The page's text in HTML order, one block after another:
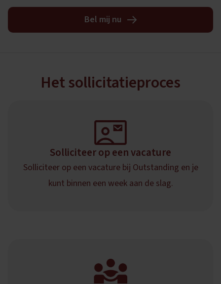
Bel mij nu
Het sollicitatieproces
Solliciteer op een vacature
Solliciteer op een vacature bij Outstanding en je
kunt binnen een week aan de slag.